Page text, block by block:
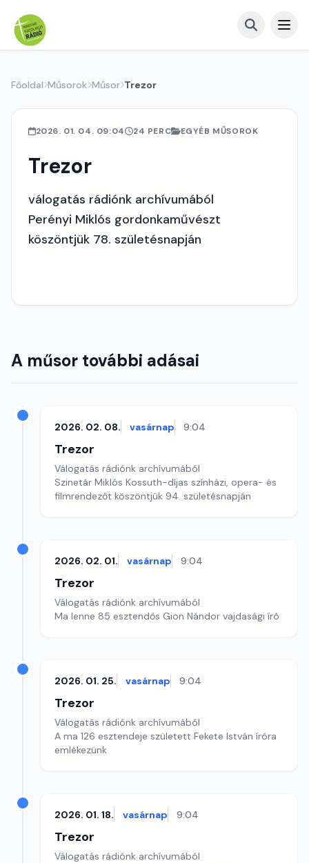
Főoldal Műsorok Műsor Trezor
2026. 01. 04. 09:04 24 PERC EGYÉB MŰSOROK
Trezor
válogatás rádiónk archívumából
Perényi Miklós gordonkaművészt
köszöntjük 78. születésnapján
A műsor további adásai
2026. 02. 08. vasárnap 9:04
Trezor
Válogatás rádiónk archívumából
Szinetár Miklós Kossuth-díjas színházi, opera- és
filmrendezőt köszöntjük 94. születésnapján
2026. 02. 01. vasárnap 9:04
Trezor
Válogatás rádiónk archívumából
Ma lenne 85 esztendős Gion Nándor vajdasági író
2026. 01. 25. vasárnap 9:04
Trezor
Válogatás rádiónk archívumából
A ma 126 esztendeje született Fekete István íróra
emlékezünk
2026. 01. 18. vasárnap 9:04
Trezor
Válogatás rádiónk archívumából